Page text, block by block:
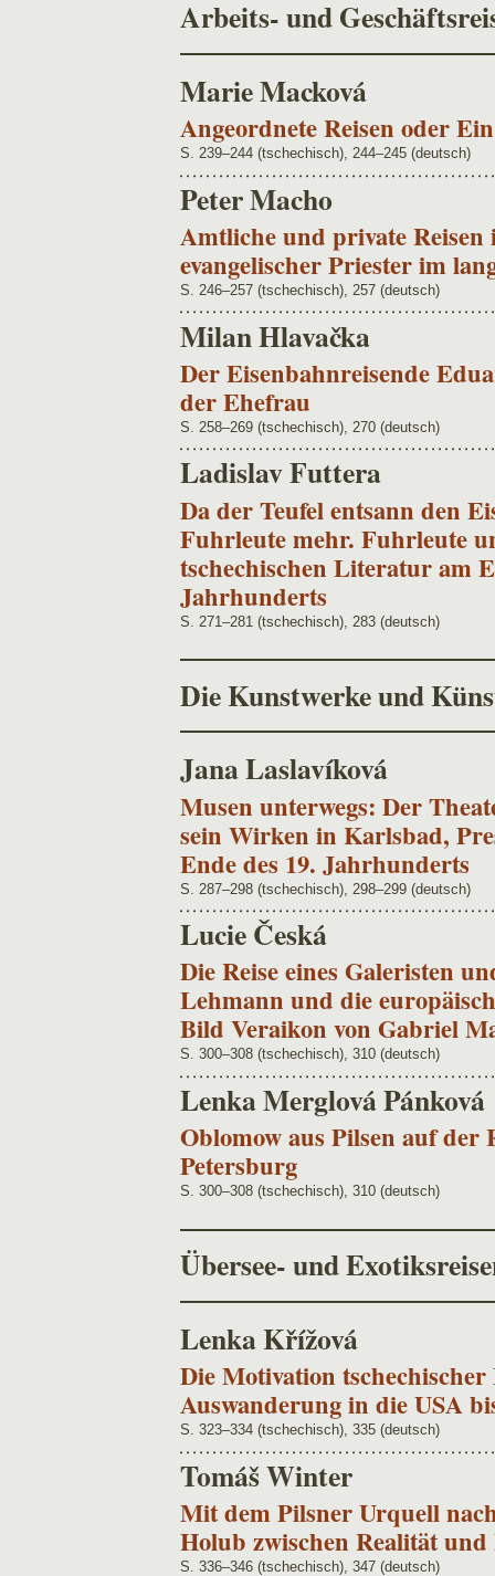
Arbeits- und
Marie Macková
Angeordnete Reisen oder
S. 239–244 (tschechisch), 244–245 (deutsch)
Peter Macho
Amtliche und private Reisen
evangelischer Priester im
S. 246–257 (tschechisch), 257 (deutsch)
Milan Hlavačka
Der Eisenbahnreisende
der Ehefrau
S. 258–269 (tschechisch), 270 (deutsch)
Ladislav Futtera
Da der Teufel entsann den
Fuhrleute mehr. Fuhrleute
tschechischen Literatur am
Jahrhunderts
S. 271–281 (tschechisch), 283 (deutsch)
Die Kunstwerke und
Jana Laslavíková
Musen unterwegs: Der
sein Wirken in Karlsbad,
Ende des 19. Jahrhunderts
S. 287–298 (tschechisch), 298–299 (deutsch)
Lucie Česká
Die Reise eines Galeristen
Lehmann und die
Bild Veraikon von Gabriel
S. 300–308 (tschechisch), 310 (deutsch)
Lenka Merglová Pánková
Oblomow aus Pilsen auf der
Petersburg
S. 300–308 (tschechisch), 310 (deutsch)
Übersee- und
Lenka Křížová
Die Motivation
Auswanderung in die USA
S. 323–334 (tschechisch), 335 (deutsch)
Tomáš Winter
Mit dem Pilsner Urquell
Holub zwischen Realität
S. 336–346 (tschechisch), 347 (deutsch)